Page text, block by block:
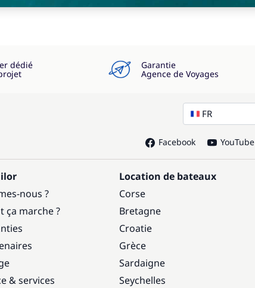
dédié Garantie
Agence de Voyages
FR
Facebook YouTube
nous ?
ça marche ?
& services
Location de bateaux
Corse
Bretagne
Croatie
Grèce
Sardaigne
Seychelles